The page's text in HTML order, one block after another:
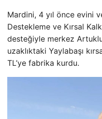
Mardini, 4 yıl önce evini
Destekleme ve Kırsal
desteğiyle merkez
uzaklıktaki Yaylabaşı
TL’ye fabrika kurdu.